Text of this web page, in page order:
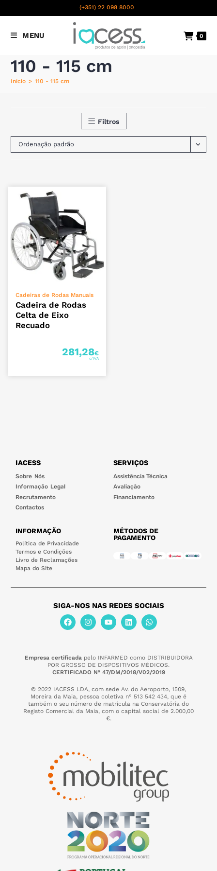
(+351) 22 098 8000
nacional
MENU 0
110 - 115 cm
Início > 110 - 115 cm
Filtros
Ordenação padrão
VER OPÇÕES
Cadeiras de Rodas Manuais
Cadeira de Rodas
Celta de Eixo
Recuado
281,28€
IACESS
Sobre Nós
Informação Legal
Recrutamento
Contactos
SERVIÇOS
Assistência Técnica
Avaliação
Financiamento
INFORMAÇÃO
Política de Privacidade
Termos e Condições
Livro de Reclamações
Mapa do Site
MÉTODOS DE
PAGAMENTO
SIGA-NOS NAS REDES SOCIAIS
Empresa certificadapelo INFARMED como DISTRIBUIDORA
POR GROSSO DE DISPOSITIVOS MÉDICOS.
CERTIFICADO Nº 47/DM/2018/V02/2019
© 2022 IACESS LDA, com sede Av. do Aeroporto, 1509,
Moreira da Maia, pessoa coletiva n° 513 542 434, que é
também o seu número de matrícula na Conservatória do
Registo Comercial da Maia, com o capital social de 2.000,00
€.